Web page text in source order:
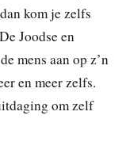
kom je zelfs
Joodse en
mens aan op z’n
en meer zelfs.
om zelf